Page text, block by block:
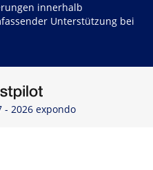
innerhalb
Unterstützung bei
2026 expondo